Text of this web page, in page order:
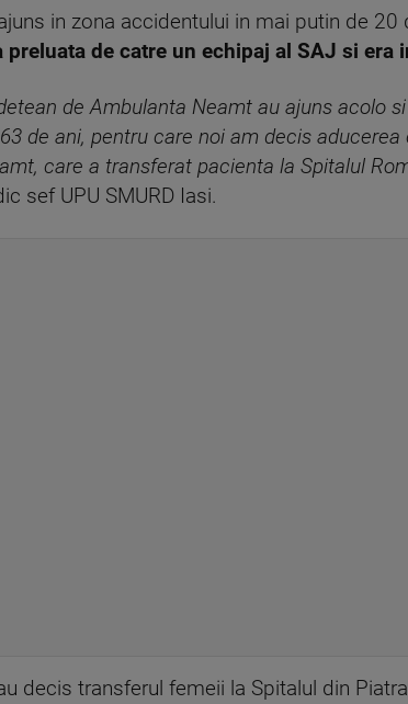
in zona accidentului in mai putin de
preluata de catre un echipaj al SAJ si era
de Ambulanta Neamt au ajuns acolo
de ani, pentru care noi am decis
care a transferat pacienta la Spitalul
sef UPU SMURD Iasi.
decis transferul femeii la Spitalul din